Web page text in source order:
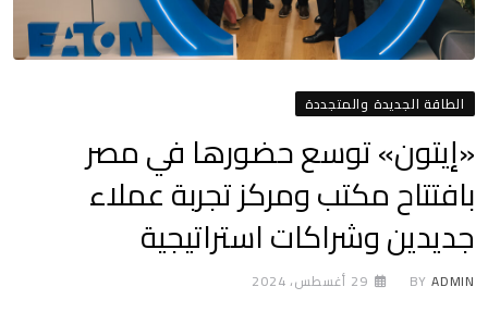
الطاقة الجديدة والمتجددة
«إيتون» توسع حضورها في مصر
بافتتاح مكتب ومركز تجربة عملاء
جديدين وشراكات استراتيجية
BY ADMIN 29 أغسطس، 2024